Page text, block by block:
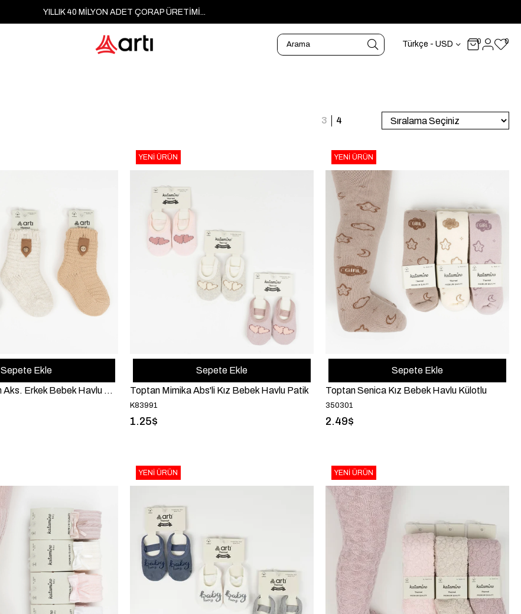
YILLIK 40 MİLYON ADET ÇORAP ÜRETİMİ...
Türkçe - USD 0 0
Toptan Mertcan Aks. Erkek Bebek Havlu Soket
Sepete Ekle
Toptan Mimika Abs'li Kız Bebek Havlu Patik
K83991
1.25$
Sepete Ekle
YENI ÜRÜN
Toptan Senica Kız Bebek Havlu Külotlu
350301
2.49$
Sepete Ekle
YENI ÜRÜN
YENI ÜRÜN YENI ÜRÜN